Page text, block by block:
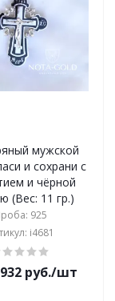
мужской
и сохрани с
и чёрной
(Вес: 11 гр.)
925
i4681
руб./шт